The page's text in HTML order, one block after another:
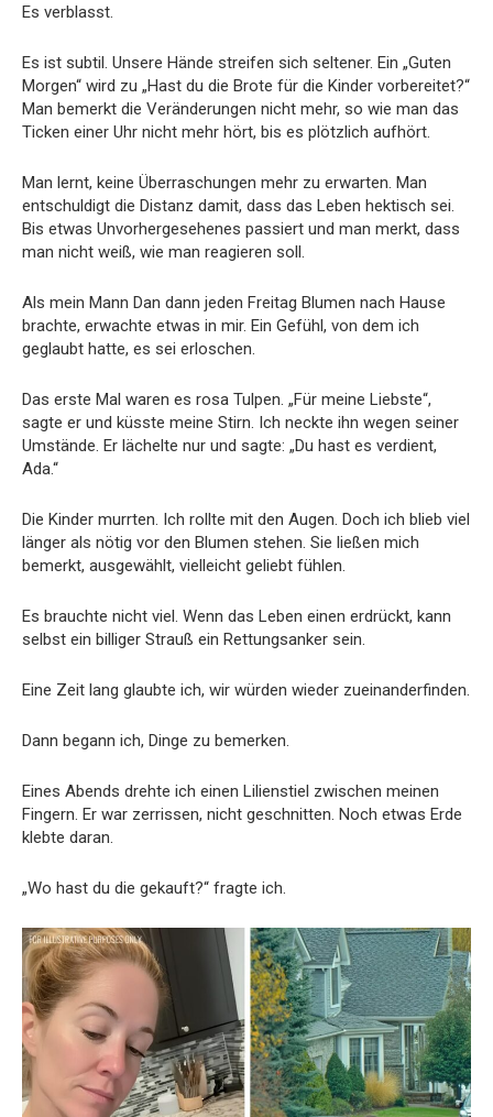
Es verblasst.
Es ist subtil. Unsere Hände streifen sich seltener. Ein „Guten
Morgen“ wird zu „Hast du die Brote für die Kinder vorbereitet?“
Man bemerkt die Veränderungen nicht mehr, so wie man das
Ticken einer Uhr nicht mehr hört, bis es plötzlich aufhört.
Man lernt, keine Überraschungen mehr zu erwarten. Man
entschuldigt die Distanz damit, dass das Leben hektisch sei.
Bis etwas Unvorhergesehenes passiert und man merkt, dass
man nicht weiß, wie man reagieren soll.
Als mein Mann Dan dann jeden Freitag Blumen nach Hause
brachte, erwachte etwas in mir. Ein Gefühl, von dem ich
geglaubt hatte, es sei erloschen.
Das erste Mal waren es rosa Tulpen. „Für meine Liebste“,
sagte er und küsste meine Stirn. Ich neckte ihn wegen seiner
Umstände. Er lächelte nur und sagte: „Du hast es verdient,
Ada.“
Die Kinder murrten. Ich rollte mit den Augen. Doch ich blieb viel
länger als nötig vor den Blumen stehen. Sie ließen mich
bemerkt, ausgewählt, vielleicht geliebt fühlen.
Es brauchte nicht viel. Wenn das Leben einen erdrückt, kann
selbst ein billiger Strauß ein Rettungsanker sein.
Eine Zeit lang glaubte ich, wir würden wieder zueinanderfinden.
Dann begann ich, Dinge zu bemerken.
Eines Abends drehte ich einen Lilienstiel zwischen meinen
Fingern. Er war zerrissen, nicht geschnitten. Noch etwas Erde
klebte daran.
„Wo hast du die gekauft?“ fragte ich.